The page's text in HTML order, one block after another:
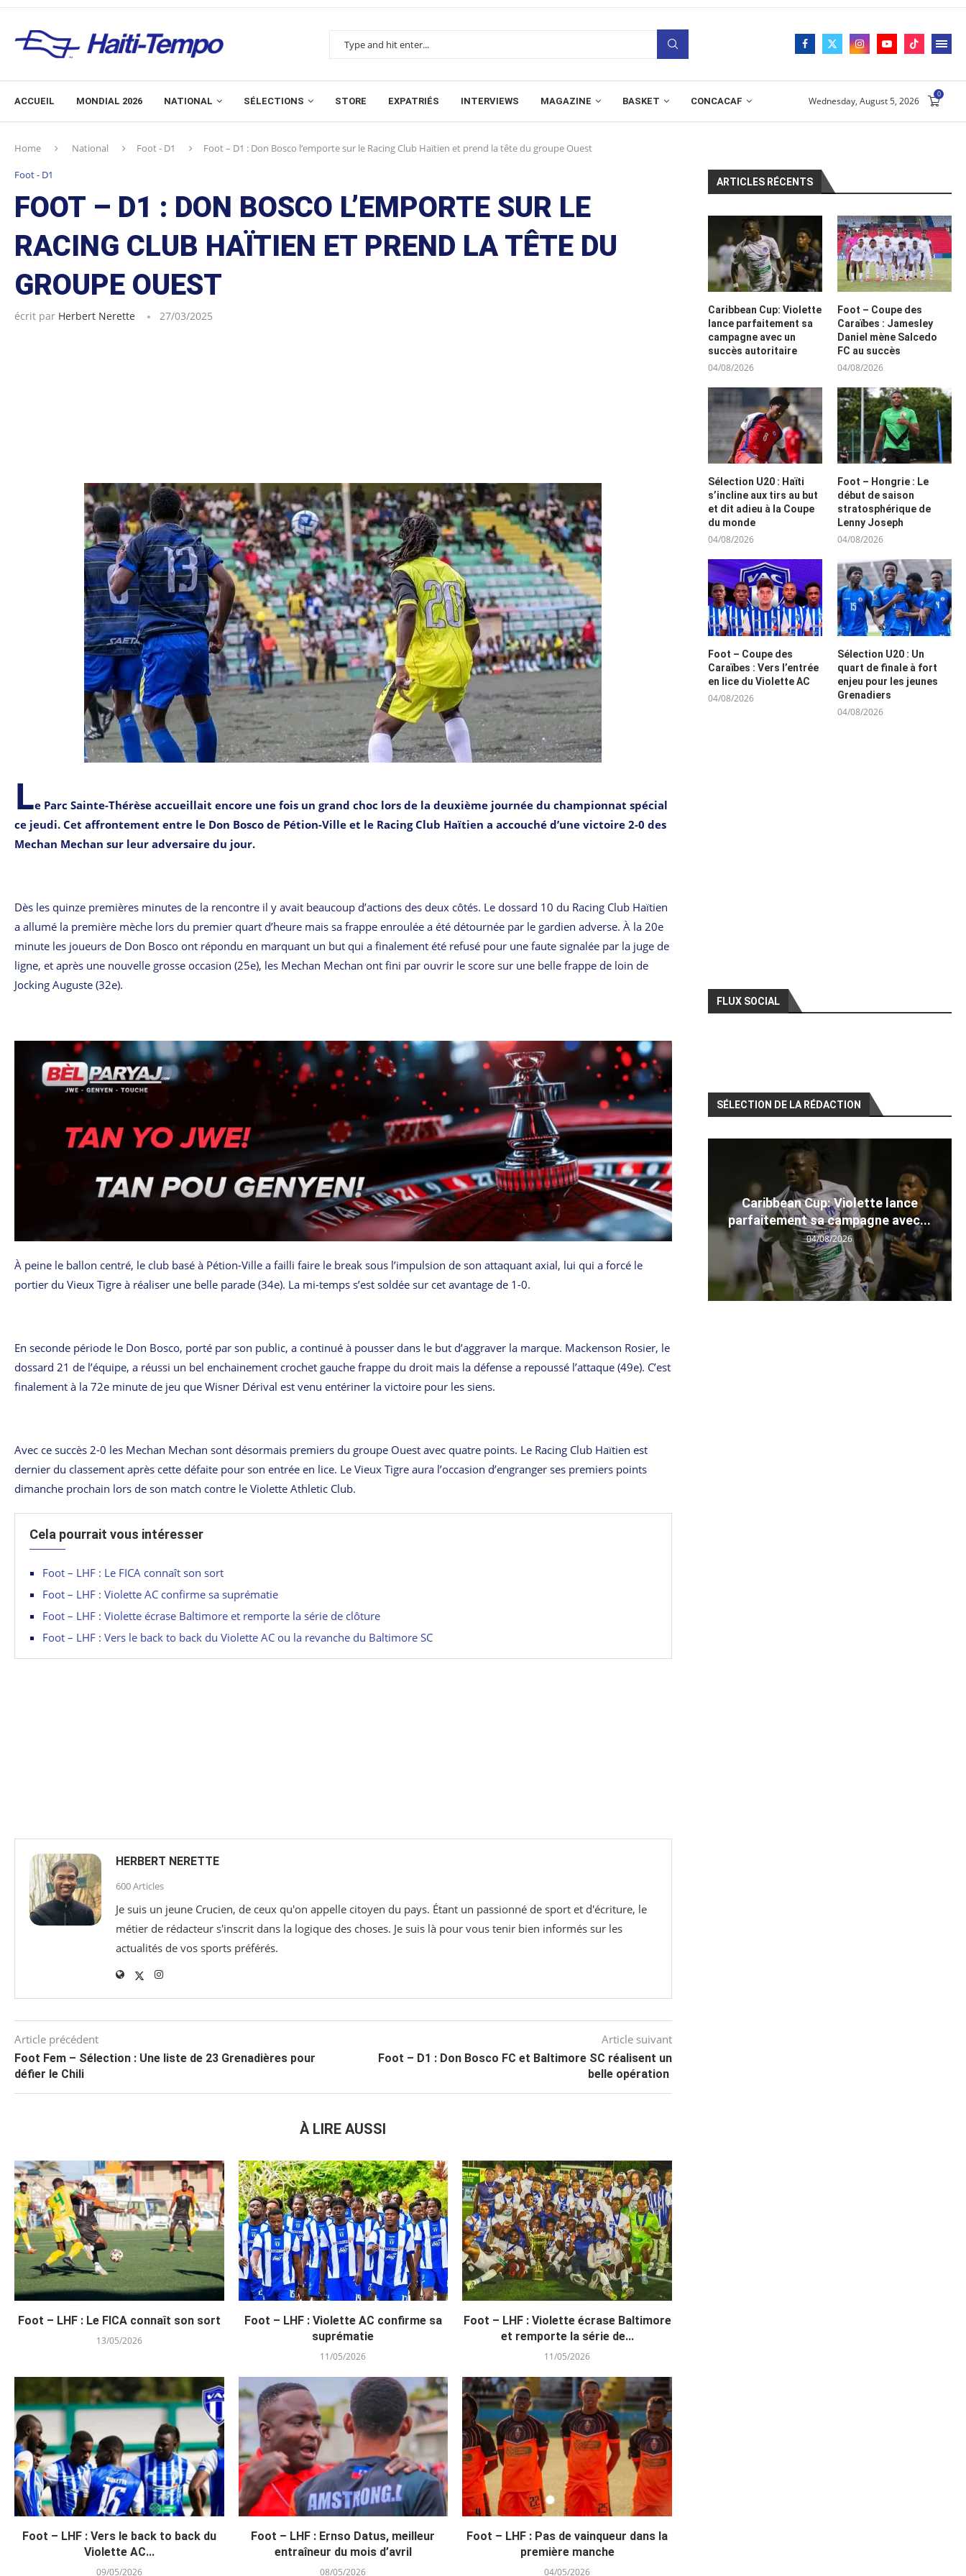
ACCUEIL MONDIAL 2026 NATIONAL SÉLECTIONS STORE EXPATRIÉS INTERVIEWS MAGAZINE BASKET CONCACAF Wednesday, August 5, 2026
0
Home National Foot - D1 Foot – D1 : Don Bosco l’emporte sur le Racing Club Haïtien et prend la tête du groupe Ouest
Foot - D1
FOOT – D1 : DON BOSCO L’EMPORTE SUR LE
RACING CLUB HAÏTIEN ET PREND LA TÊTE DU
GROUPE OUEST
écrit par Herbert Nerette 27/03/2025
Le Parc Sainte-Thérèse accueillait encore une fois un grand choc lors de la deuxième journée du championnat spécial
ce jeudi. Cet affrontement entre le Don Bosco de Pétion-Ville et le Racing Club Haïtien a accouché d’une victoire 2-0 des
Mechan Mechan sur leur adversaire du jour.
Dès les quinze premières minutes de la rencontre il y avait beaucoup d’actions des deux côtés. Le dossard 10 du Racing Club Haïtien
a allumé la première mèche lors du premier quart d’heure mais sa frappe enroulée a été détournée par le gardien adverse. À la 20e
minute les joueurs de Don Bosco ont répondu en marquant un but qui a finalement été refusé pour une faute signalée par la juge de
ligne, et après une nouvelle grosse occasion (25e), les Mechan Mechan ont fini par ouvrir le score sur une belle frappe de loin de
Jocking Auguste (32e).
À peine le ballon centré, le club basé à Pétion-Ville a failli faire le break sous l’impulsion de son attaquant axial, lui qui a forcé le
portier du Vieux Tigre à réaliser une belle parade (34e). La mi-temps s’est soldée sur cet avantage de 1-0.
En seconde période le Don Bosco, porté par son public, a continué à pousser dans le but d’aggraver la marque. Mackenson Rosier, le
dossard 21 de l’équipe, a réussi un bel enchainement crochet gauche frappe du droit mais la défense a repoussé l’attaque (49e). C’est
finalement à la 72e minute de jeu que Wisner Dérival est venu entériner la victoire pour les siens.
Avec ce succès 2-0 les Mechan Mechan sont désormais premiers du groupe Ouest avec quatre points. Le Racing Club Haïtien est
dernier du classement après cette défaite pour son entrée en lice. Le Vieux Tigre aura l’occasion d’engranger ses premiers points
dimanche prochain lors de son match contre le Violette Athletic Club.
Cela pourrait vous intéresser
Foot – LHF : Le FICA connaît son sort
Foot – LHF : Violette AC confirme sa suprématie
Foot – LHF : Violette écrase Baltimore et remporte la série de clôture
Foot – LHF : Vers le back to back du Violette AC ou la revanche du Baltimore SC
HERBERT NERETTE
600 Articles
Je suis un jeune Crucien, de ceux qu'on appelle citoyen du pays. Étant un passionné de sport et d'écriture, le
métier de rédacteur s'inscrit dans la logique des choses. Je suis là pour vous tenir bien informés sur les
actualités de vos sports préférés.
Article précédent
Foot Fem – Sélection : Une liste de 23 Grenadières pour
défier le Chili
Article suivant
Foot – D1 : Don Bosco FC et Baltimore SC réalisent un
belle opération
À LIRE AUSSI
Foot – LHF : Le FICA connaît son sort
13/05/2026
Foot – LHF : Violette AC confirme sa
suprématie
11/05/2026
Foot – LHF : Violette écrase Baltimore
et remporte la série de...
11/05/2026
Foot – LHF : Vers le back to back du
Violette AC...
09/05/2026
Foot – LHF : Ernso Datus, meilleur
entraîneur du mois d’avril
08/05/2026
Foot – LHF : Pas de vainqueur dans la
première manche
04/05/2026
ARTICLES RÉCENTS
Caribbean Cup: Violette
lance parfaitement sa
campagne avec un
succès autoritaire
04/08/2026
Foot – Coupe des
Caraïbes : Jamesley
Daniel mène Salcedo
FC au succès
04/08/2026
Sélection U20 : Haïti
s’incline aux tirs au but
et dit adieu à la Coupe
du monde
04/08/2026
Foot – Hongrie : Le
début de saison
stratosphérique de
Lenny Joseph
04/08/2026
Foot – Coupe des
Caraïbes : Vers l’entrée
en lice du Violette AC
04/08/2026
Sélection U20 : Un
quart de finale à fort
enjeu pour les jeunes
Grenadiers
04/08/2026
FLUX SOCIAL
SÉLECTION DE LA RÉDACTION
Caribbean Cup: Violette lance
parfaitement sa campagne avec...
04/08/2026